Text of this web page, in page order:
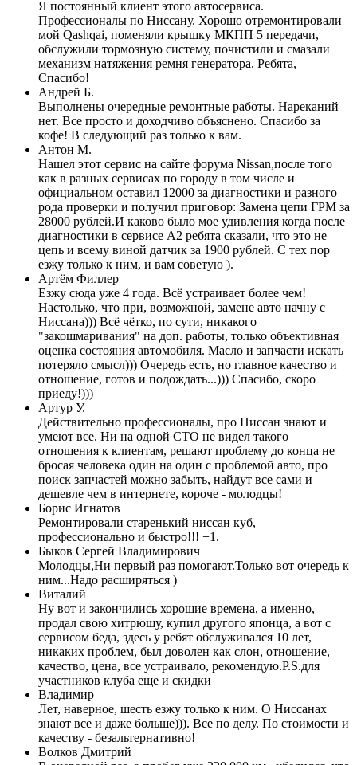
Я постоянный клиент этого автосервиса.
Профессионалы по Ниссану. Хорошо отремонтировали
мой Qashqai, поменяли крышку МКПП 5 передачи,
обслужили тормозную систему, почистили и смазали
механизм натяжения ремня генератора. Ребята,
Спасибо!
Андрей Б.
Выполнены очередные ремонтные работы. Нареканий
нет. Все просто и доходчиво объяснено. Спасибо за
кофе! В следующий раз только к вам.
Антон М.
Нашел этот сервис на сайте форума Nissan,после того
как в разных сервисах по городу в том числе и
официальном оставил 12000 за диагностики и разного
рода проверки и получил приговор: Замена цепи ГРМ за
28000 рублей.И каково было мое удивления когда после
диагностики в сервисе А2 ребята сказали, что это не
цепь и всему виной датчик за 1900 рублей. С тех пор
езжу только к ним, и вам советую ).
Артём Филлер
Езжу сюда уже 4 года. Всё устраивает более чем!
Настолько, что при, возможной, замене авто начну с
Ниссана))) Всё чётко, по сути, никакого
"закошмаривания" на доп. работы, только объективная
оценка состояния автомобиля. Масло и запчасти искать
потеряло смысл))) Очередь есть, но главное качество и
отношение, готов и подождать...))) Спасибо, скоро
приеду!)))
Артур У.
Действительно профессионалы, про Ниссан знают и
умеют все. Ни на одной СТО не видел такого
отношения к клиентам, решают проблему до конца не
бросая человека один на один с проблемой авто, про
поиск запчастей можно забыть, найдут все сами и
дешевле чем в интернете, короче - молодцы!
Борис Игнатов
Ремонтировали старенький ниссан куб,
профессионально и быстро!!! +1.
Быков Сергей Владимирович
Молодцы,Ни первый раз помогают.Только вот очередь к
ним...Надо расширяться )
Виталий
Ну вот и закончились хорошие времена, а именно,
продал свою хитрюшу, купил другого японца, а вот с
сервисом беда, здесь у ребят обслуживался 10 лет,
никаких проблем, был доволен как слон, отношение,
качество, цена, все устраивало, рекомендую.P.S.для
участников клуба еще и скидки
Владимир
Лет, наверное, шесть езжу только к ним. О Ниссанах
знают все и даже больше))). Все по делу. По стоимости и
качеству - безальтернативно!
Волков Дмитрий